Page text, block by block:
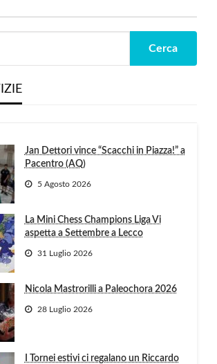
Jan Dettori vince “Scacchi in Piazza!” a
Pacentro (AQ)
5 Agosto 2026
La Mini Chess Champions Liga Vi
aspetta a Settembre a Lecco
31 Luglio 2026
Nicola Mastrorilli a Paleochora 2026
28 Luglio 2026
I Tornei estivi ci regalano un Riccardo